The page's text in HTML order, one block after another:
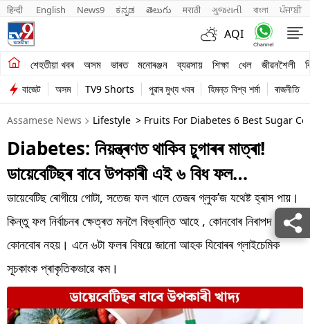
हिन्दी English News9 ಕನ್ನಡ తెలుగు मराठी ગુજરાતી বাংলা ਪੰਜਾਬੀ
AQI
শেহতীয়া খবৰ অসম ভাৰত মনোৰঞ্জন ব্যৱসায় শিক্ষা খেল জীৱনশৈলী
শেহতীয়া খবৰ
অসম
ভাৰত
মনোৰঞ্জন
ব্যৱসায়
শিক্ষা
খেল
জীৱনশৈলী
বিশ্ব
বাজেট অসম TV9 Shorts পুৱাৰ মুখ্য খবৰ হিমন্ত বিশ্ব শৰ্মা ৰাজনীতি
Assamese News Lifestyle > Fruits For Diabetes 6 Best Sugar
Diabetes: নিয়ন্ত্ৰণত থাকিব চুগাৰৰ মাত্ৰা!
ডায়েবেটিছৰ বাবে উপকাৰী এই ৬ বিধ ফল…
ডায়েবেটিছ ৰোগীয়ে গোটা, সতেজ ফল খালে তেজৰ গ্লুক’জ যথেষ্ট হ্ৰাস পায়।
কিন্তু ফল নিৰ্বাচনৰ ক্ষেত্ৰত মনলৈ বিভ্ৰান্তি আহে , কোনবোৰ নিৰাপদ আৰু
কোনবোৰ নহয়। এনে ৬টা ফলৰ বিষয়ে জানো আহক যিবোৰৰ গ্লাইচেমিক
সূচকাংক প্ৰাকৃতিকভাৱে কম।